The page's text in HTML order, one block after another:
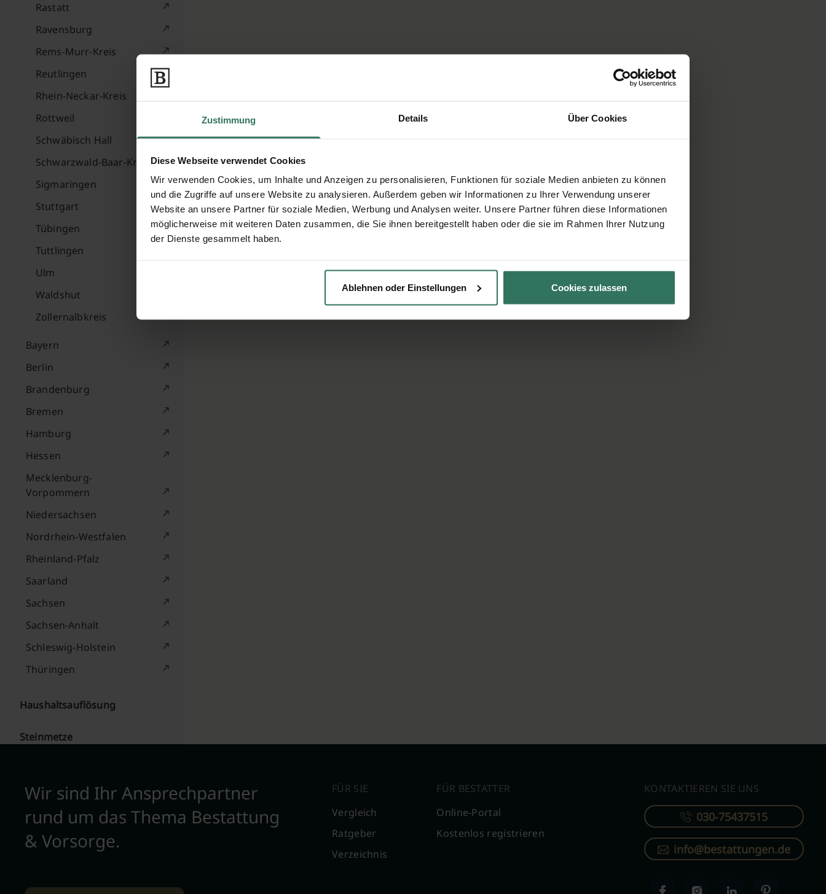
Zustimmung Details Über Cookies
Diese Webseite verwendet Cookies
Wir verwenden Cookies, um Inhalte und Anzeigen zu personalisieren, Funktionen für soziale Medien anbieten zu können
und die Zugriffe auf unsere Website zu analysieren. Außerdem geben wir Informationen zu Ihrer Verwendung unserer
Website an unsere Partner für soziale Medien, Werbung und Analysen weiter. Unsere Partner führen diese Informationen
möglicherweise mit weiteren Daten zusammen, die Sie ihnen bereitgestellt haben oder die sie im Rahmen Ihrer Nutzung
der Dienste gesammelt haben.
Ablehnen oder Einstellungen Cookies zulassen
Rastatt
Ravensburg
Rems-Murr-Kreis
Reutlingen
Rhein-Neckar-Kreis
Rottweil
Schwäbisch Hall
Schwarzwald-Baar-Kreis
Sigmaringen
Stuttgart
Tübingen
Tuttlingen
Ulm
Waldshut
Zollernalbkreis
Bayern
Berlin
Brandenburg
Bremen
Hamburg
Hessen
Mecklenburg-
Vorpommern
Niedersachsen
Nordrhein-Westfalen
Rheinland-Pfalz
Saarland
Sachsen
Sachsen-Anhalt
Schleswig-Holstein
Thüringen
Haushaltsauflösung
Steinmetze
Wir sind Ihr Ansprechpartner
rund um das Thema Bestattung
& Vorsorge.
FÜR SIE
Vergleich
Ratgeber
Verzeichnis
FÜR BESTATTER
Online-Portal
Kostenlos registrieren
KONTAKTIEREN SIE UNS
030-75437515
info@bestattungen.de